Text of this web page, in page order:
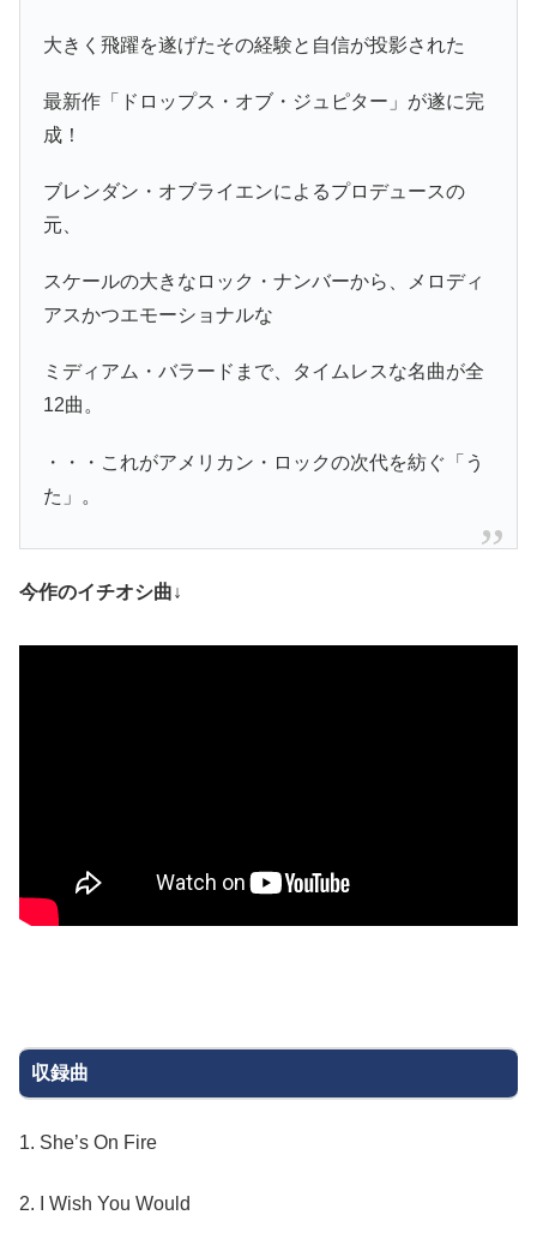
大きく飛躍を遂げたその経験と自信が投影された
最新作「ドロップス・オブ・ジュピター」が遂に完
成！
ブレンダン・オブライエンによるプロデュースの
元、
スケールの大きなロック・ナンバーから、メロディ
アスかつエモーショナルな
ミディアム・バラードまで、タイムレスな名曲が全
12曲。
・・・これがアメリカン・ロックの次代を紡ぐ「う
た」。
今作のイチオシ曲↓
収録曲
1. She’s On Fire
2. I Wish You Would